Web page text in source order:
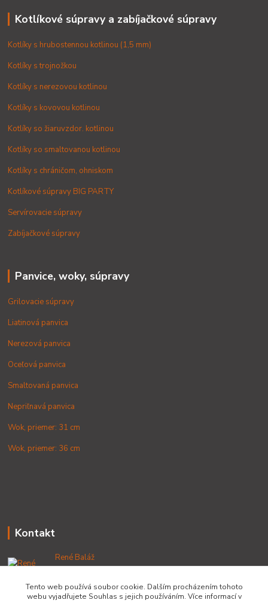
Kotlíkové súpravy a zabíjačkové súpravy
Kotlíky s hrubostennou kotlinou (1,5 mm)
Kotlíky s trojnožkou
Kotlíky s nerezovou kotlinou
Kotlíky s kovovou kotlinou
Kotlíky so žiaruvzdor. kotlinou
Kotlíky so smaltovanou kotlinou
Kotlíky s chráničom, ohniskom
Kotlíkové súpravy BIG PARTY
Servírovacie súpravy
Zabíjačkové súpravy
Panvice, woky, súpravy
Grilovacie súpravy
Liatinová panvica
Nerezová panvica
Oceľová panvica
Smaltovaná panvica
Nepriľnavá panvica
Wok, priemer: 31 cm
Wok, priemer: 36 cm
Kontakt
René Baláž
+421 902 212 007
od 8:00 - do 16:00 hod
Tento web používá soubor cookie. Dalším procházením tohoto
webu vyjadřujete Souhlas s jejich používáním. Více informací v